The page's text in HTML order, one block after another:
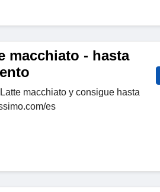
macchiato - hasta
macchiato y consigue hasta
es